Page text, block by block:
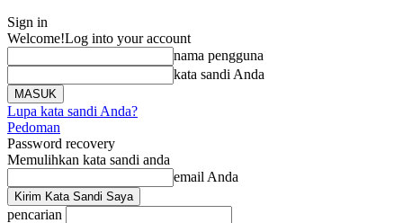
Sign in
Welcome!Log into your account
nama pengguna
kata sandi Anda
Lupa kata sandi Anda?
Pedoman
Password recovery
Memulihkan kata sandi anda
email Anda
pencarian